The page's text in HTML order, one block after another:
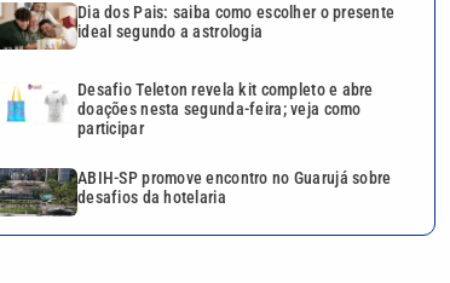
Dia dos Pais: saiba como escolher o presente
ideal segundo a astrologia
Desafio Teleton revela kit completo e abre
doações nesta segunda-feira; veja como
participar
ABIH-SP promove encontro no Guarujá sobre
desafios da hotelaria